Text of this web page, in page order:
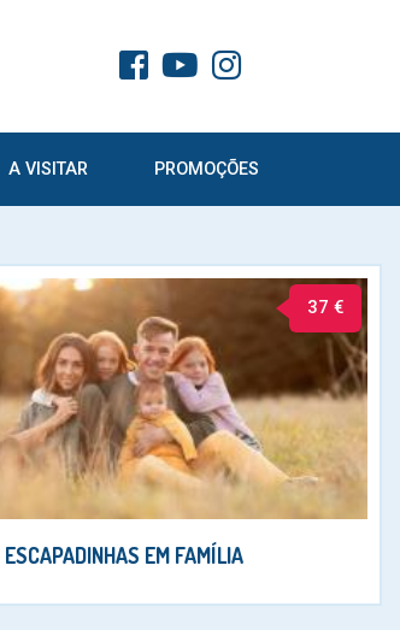
A VISITAR PROMOÇÕES
37 €
ESCAPADINHAS EM FAMÍLIA